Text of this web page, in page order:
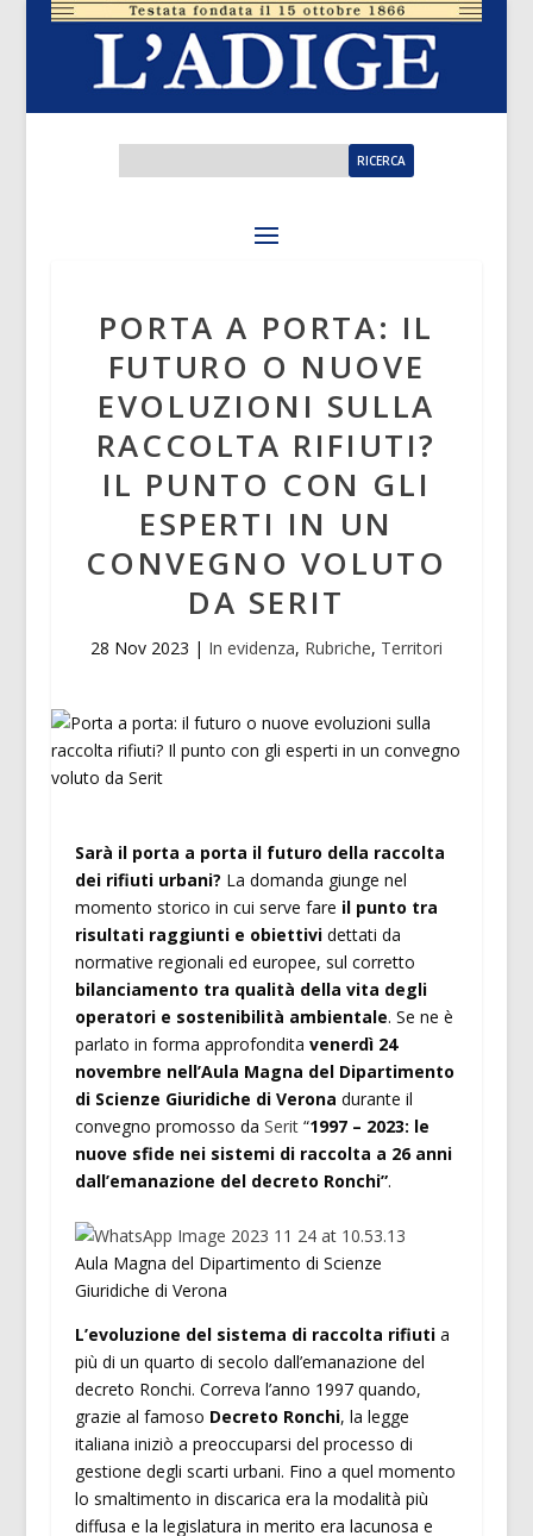
PORTA A PORTA: IL
FUTURO O NUOVE
EVOLUZIONI SULLA
RACCOLTA RIFIUTI?
IL PUNTO CON GLI
ESPERTI IN UN
CONVEGNO VOLUTO
DA SERIT
28 Nov 2023 | In evidenza, Rubriche, Territori
Sarà il porta a porta il futuro della raccolta
dei rifiuti urbani? La domanda giunge nel
momento storico in cui serve fare il punto tra
risultati raggiunti e obiettividettati da
normative regionali ed europee, sul corretto
bilanciamento tra qualità della vita degli
operatori e sostenibilità ambientale. Se ne è
parlato in forma approfondita venerdì 24
novembre nell’Aula Magna del Dipartimento
di Scienze Giuridiche di Verona durante il
convegno promosso da Serit“1997 – 2023: le
nuove sfide nei sistemi di raccolta a 26 anni
dall’emanazione del decreto Ronchi”.
Aula Magna del Dipartimento di Scienze
Giuridiche di Verona
L’evoluzione del sistema di raccolta rifiutia
più di un quarto di secolo dall’emanazione del
decreto Ronchi. Correva l’anno 1997 quando,
grazie al famoso Decreto Ronchi, la legge
italiana iniziò a preoccuparsi del processo di
gestione degli scarti urbani. Fino a quel momento
lo smaltimento in discarica era la modalità più
diffusa e la legislatura in merito era lacunosa e